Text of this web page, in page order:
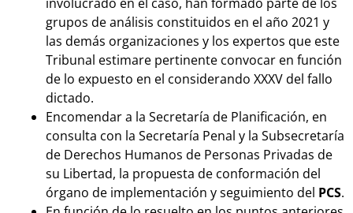
grupos de análisis constituidos en el año 2021 y
las demás organizaciones y los expertos que este
Tribunal estimare pertinente convocar en función
de lo expuesto en el considerando XXXV del fallo
dictado.
Encomendar a la Secretaría de Planificación, en
consulta con la Secretaría Penal y la Subsecretaría
de Derechos Humanos de Personas Privadas de
su Libertad, la propuesta de conformación del
órgano de implementación y seguimiento del PCS.